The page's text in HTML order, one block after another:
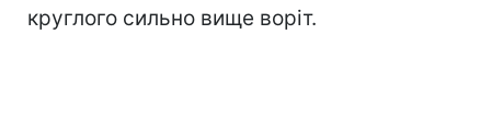
круглого сильно вище воріт.